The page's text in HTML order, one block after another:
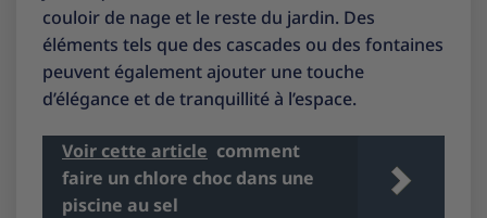
couloir de nage et le reste du jardin. Des
éléments tels que des cascades ou des fontaines
peuvent également ajouter une touche
d’élégance et de tranquillité à l’espace.
Voir cette article comment
faire un chlore choc dans une
piscine au sel